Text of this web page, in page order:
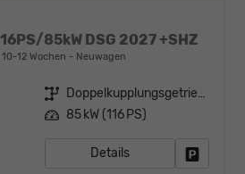
85kW DSG 2027 +SHZ
12 Wochen Neuwagen
Getriebe
Doppelkupplungsgetriebe (DSG)
Leistung 85 kW (116 PS)
Details